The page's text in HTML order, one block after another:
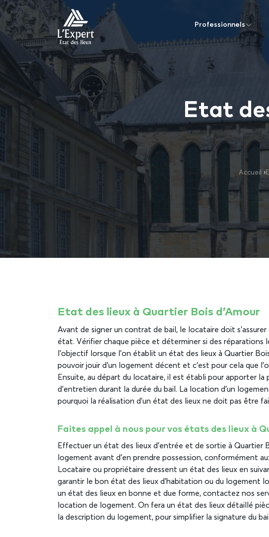
Professionnels
Etat
Accueil ›
Etat des lieux à Quartier Bois d’Amour
Avant de signer un contrat de bail, le locataire doit
état. Vérifier chaque pièce et déterminer si des réparations
l’objectif lorsque l’on établit un état des lieux à Quartier
pouvoir jouir d’un logement décent et c’est pour cela que
Ensuite, au départ du locataire, il est établi pour apporter la
d’entretien durant la durée du bail. La location d’un
pourquoi la réalisation d’un état des lieux ne doit pas être
Faites appel à nous pour vos états des lieux à
Effectuer un état des lieux d’entrée et de sortie à Quartier
logement avant d’en prendre possession, conformément
Locataire ou propriétaire dressent un état des lieux en
garantir le bon état des lieux d’habitation ou du logement
un état des lieux en bonne et due forme, contactez nos
location de logement. On fera un état des lieux détaillé
la description du logement, pour simplifier la signature du